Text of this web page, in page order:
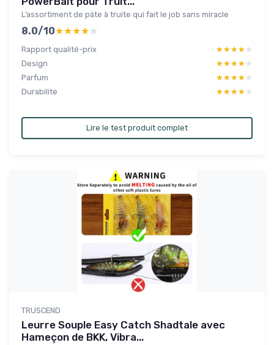
L’assortiment de pâte à truite qui fait le job sans miracle
8.0/10★★★★★
★★★★★
Rapport qualité-prix ★★★★★
★★★★★
Design
★★★★★
★★★★★
Parfum
★★★★★
★★★★★
Durabilite
★★★★★
★★★★★
Lire le test produit complet
TRUSCEND
Leurre Souple Easy Catch Shadtale avec
Hameçon de BKK, Vibra...